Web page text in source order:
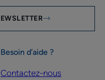
Besoin d’aide ?
Contactez-nous